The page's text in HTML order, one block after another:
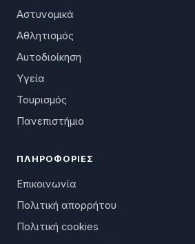
Αστυνομικά
Αθλητισμός
Αυτοδιοίκηση
Υγεία
Τουρισμός
Πανεπιστήμιο
ΠΛΗΡΟΦΟΡΊΕΣ
Επικοινωνία
Πολιτική απορρήτου
Πολιτική cookies